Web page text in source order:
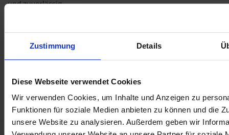
Zustimmung Details
Diese Webseite verwendet Cookies
Wir verwenden Cookies, um Inhalte und Anzeigen zu
Funktionen für soziale Medien anbieten zu können und die
unsere Website zu analysieren. Außerdem geben wir
und zuverlässig.
Farbe:Rot
Höhe:24cm
Länge:14.5 cm